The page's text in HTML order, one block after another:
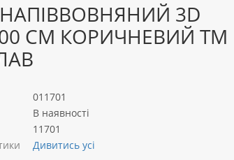
3D
СМ КОРИЧНЕВИЙ ТМ
011701
В наявності
11701
Дивитись усі